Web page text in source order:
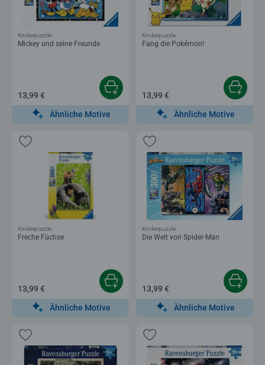
Mickey und seine Freunde
Kinderpuzzle
13,99 €
Ähnliche Motive
Fang die Pokémon!
Kinderpuzzle
13,99 €
Ähnliche Motive
Freche Füchse
Kinderpuzzle
13,99 €
Ähnliche Motive
Die Welt von Spider-Man
Kinderpuzzle
13,99 €
Ähnliche Motive